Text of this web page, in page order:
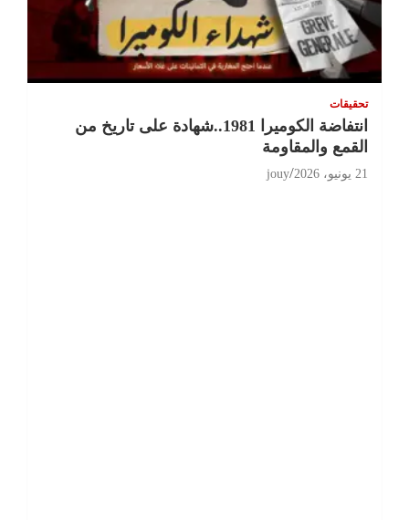
تحقيقات
انتفاضة الكوميرا 1981..شهادة على تاريخ من
القمع والمقاومة
21 يونيو، 2026 jouy